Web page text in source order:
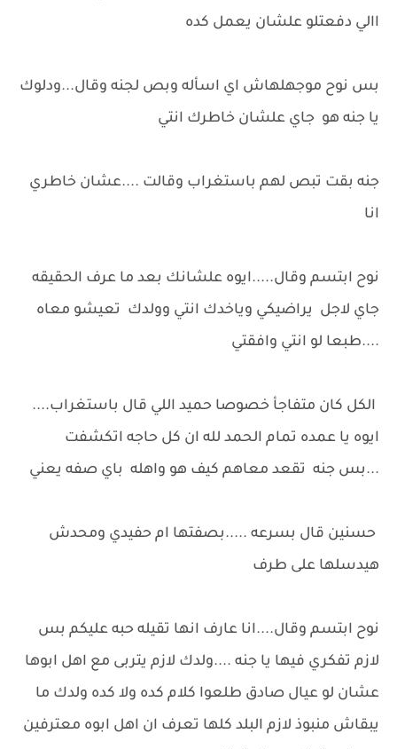
االي دفعتلو علشان يعمل كده
بس نوح موجهلهاش اي اسأله وبص لجنه وقال...ودلوك
يا جنه هو جاي علشان خاطرك انتي
جنه بقت تبص لهم باستغراب وقالت ....عشان خاطري
انا
نوح ابتسم وقال.....ايوه علشانك بعد ما عرف الحقيقه
جاي لاجل يراضيكي وياخدك انتي وولدك تعيشو معاه
....طبعا لو انتي وافقتي
الكل كان متفاجأ خصوصا حميد اللي قال باستغراب....
ايوه يا عمده تمام الحمد لله ان كل حاجه اتكشفت
...بس جنه تقعد معاهم كيف هو واهله باي صفه يعني
حسنين قال بسرعه .....بصفتها ام حفيدي ومحدش
هيدسلها على طرف
نوح ابتسم وقال....انا عارف انها تقيله حبه عليكم بس
لازم تفكري فيها يا جنه ....ولدك لازم يتربى مع اهل ابوها
عشان لو عيال صادق طلعوا كلام كده ولا كده ولدك ما
يبقاش منبوذ لازم البلد كلها تعرف ان اهل ابوه معترفين